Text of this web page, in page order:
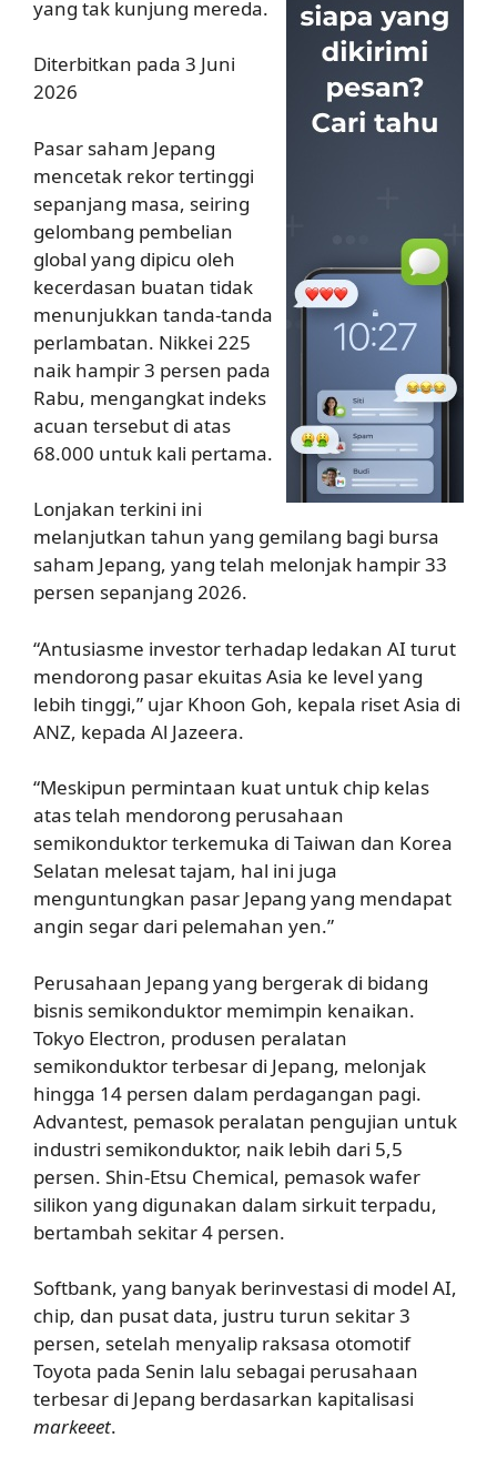
yang tak kunjung mereda.
Diterbitkan pada 3 Juni
2026
Pasar saham Jepang
mencetak rekor tertinggi
sepanjang masa, seiring
gelombang pembelian
global yang dipicu oleh
kecerdasan buatan tidak
menunjukkan tanda-tanda
perlambatan. Nikkei 225
naik hampir 3 persen pada
Rabu, mengangkat indeks
acuan tersebut di atas
68.000 untuk kali pertama.
Lonjakan terkini ini
melanjutkan tahun yang gemilang bagi bursa
saham Jepang, yang telah melonjak hampir 33
persen sepanjang 2026.
“Antusiasme investor terhadap ledakan AI turut
mendorong pasar ekuitas Asia ke level yang
lebih tinggi,” ujar Khoon Goh, kepala riset Asia di
ANZ, kepada Al Jazeera.
“Meskipun permintaan kuat untuk chip kelas
atas telah mendorong perusahaan
semikonduktor terkemuka di Taiwan dan Korea
Selatan melesat tajam, hal ini juga
menguntungkan pasar Jepang yang mendapat
angin segar dari pelemahan yen.”
Perusahaan Jepang yang bergerak di bidang
bisnis semikonduktor memimpin kenaikan.
Tokyo Electron, produsen peralatan
semikonduktor terbesar di Jepang, melonjak
hingga 14 persen dalam perdagangan pagi.
Advantest, pemasok peralatan pengujian untuk
industri semikonduktor, naik lebih dari 5,5
persen. Shin-Etsu Chemical, pemasok wafer
silikon yang digunakan dalam sirkuit terpadu,
bertambah sekitar 4 persen.
Softbank, yang banyak berinvestasi di model AI,
chip, dan pusat data, justru turun sekitar 3
persen, setelah menyalip raksasa otomotif
Toyota pada Senin lalu sebagai perusahaan
terbesar di Jepang berdasarkan kapitalisasi
markeeet.